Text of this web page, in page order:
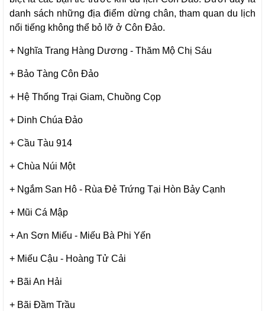
danh sách những địa điểm dừng chân, tham quan du lịch
nổi tiếng không thể bỏ lỡ ở Côn Đảo.
+ Nghĩa Trang Hàng Dương - Thăm Mộ Chị Sáu
+ Bảo Tàng Côn Đảo
+ Hệ Thống Trại Giam, Chuồng Cọp
+ Dinh Chúa Đảo
+ Cầu Tàu 914
+ Chùa Núi Một
+ Ngắm San Hô - Rùa Đẻ Trứng Tại Hòn Bảy Cạnh
+ Mũi Cá Mập
+ An Sơn Miếu - Miếu Bà Phi Yến
+ Miếu Cậu - Hoàng Tử Cải
+ Bãi An Hải
+ Bãi Đầm Trầu